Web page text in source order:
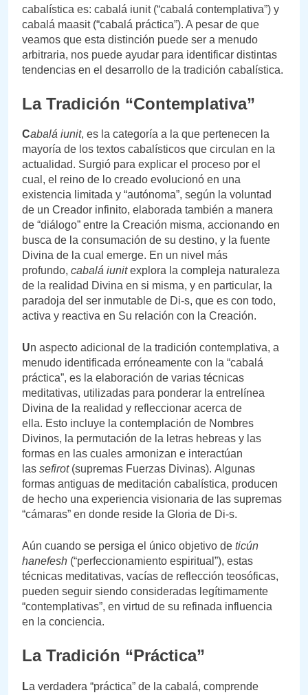
cabalística es: cabalá iunit (“cabalá contemplativa”) y
cabalá maasit (“cabalá práctica”). A pesar de que
veamos que esta distinción puede ser a menudo
arbitraria, nos puede ayudar para identificar distintas
tendencias en el desarrollo de la tradición cabalística.
La Tradición “Contemplativa”
Cabalá iunit, es la categoría a la que pertenecen la
mayoría de los textos cabalísticos que circulan en la
actualidad. Surgió para explicar el proceso por el
cual, el reino de lo creado evolucionó en una
existencia limitada y “autónoma”, según la voluntad
de un Creador infinito, elaborada también a manera
de “diálogo” entre la Creación misma, accionando en
busca de la consumación de su destino, y la fuente
Divina de la cual emerge. En un nivel más
profundo, cabalá iunitexplora la compleja naturaleza
de la realidad Divina en si misma, y en particular, la
paradoja del ser inmutable de Di-s, que es con todo,
activa y reactiva en Su relación con la Creación.
Un aspecto adicional de la tradición contemplativa, a
menudo identificada erróneamente con la “cabalá
práctica”, es la elaboración de varias técnicas
meditativas, utilizadas para ponderar la entrelínea
Divina de la realidad y refleccionar acerca de
ella. Esto incluye la contemplación de Nombres
Divinos, la permutación de la letras hebreas y las
formas en las cuales armonizan e interactúan
las sefirot(supremas Fuerzas Divinas). Algunas
formas antiguas de meditación cabalística, producen
de hecho una experiencia visionaria de las supremas
“cámaras” en donde reside la Gloria de Di-s.
Aún cuando se persiga el único objetivo de ticún
hanefesh (“perfeccionamiento espiritual”), estas
técnicas meditativas, vacías de reflección teosóficas,
pueden seguir siendo consideradas legítimamente
“contemplativas”, en virtud de su refinada influencia
en la conciencia.
La Tradición “Práctica”
La verdadera “práctica” de la cabalá, comprende